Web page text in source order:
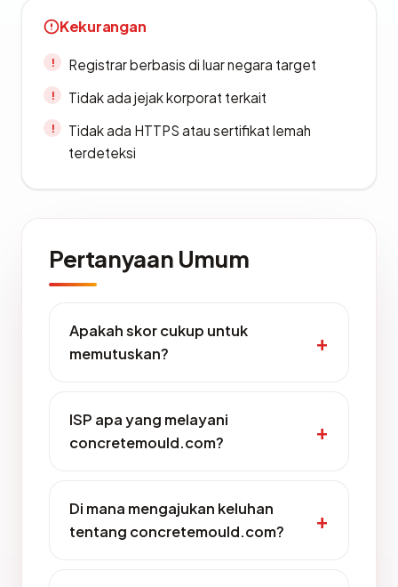
Kekurangan
Registrar berbasis di luar negara target
Tidak ada jejak korporat terkait
Tidak ada HTTPS atau sertifikat lemah
terdeteksi
Pertanyaan Umum
Apakah skor cukup untuk
memutuskan?
ISP apa yang melayani
concretemould.com?
Di mana mengajukan keluhan
tentang concretemould.com?